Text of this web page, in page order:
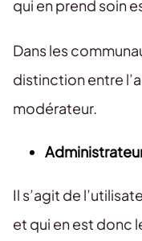
qui en prend soin
Dans les
distinction entre
modérateur.
Il s’agit de
et qui en est donc